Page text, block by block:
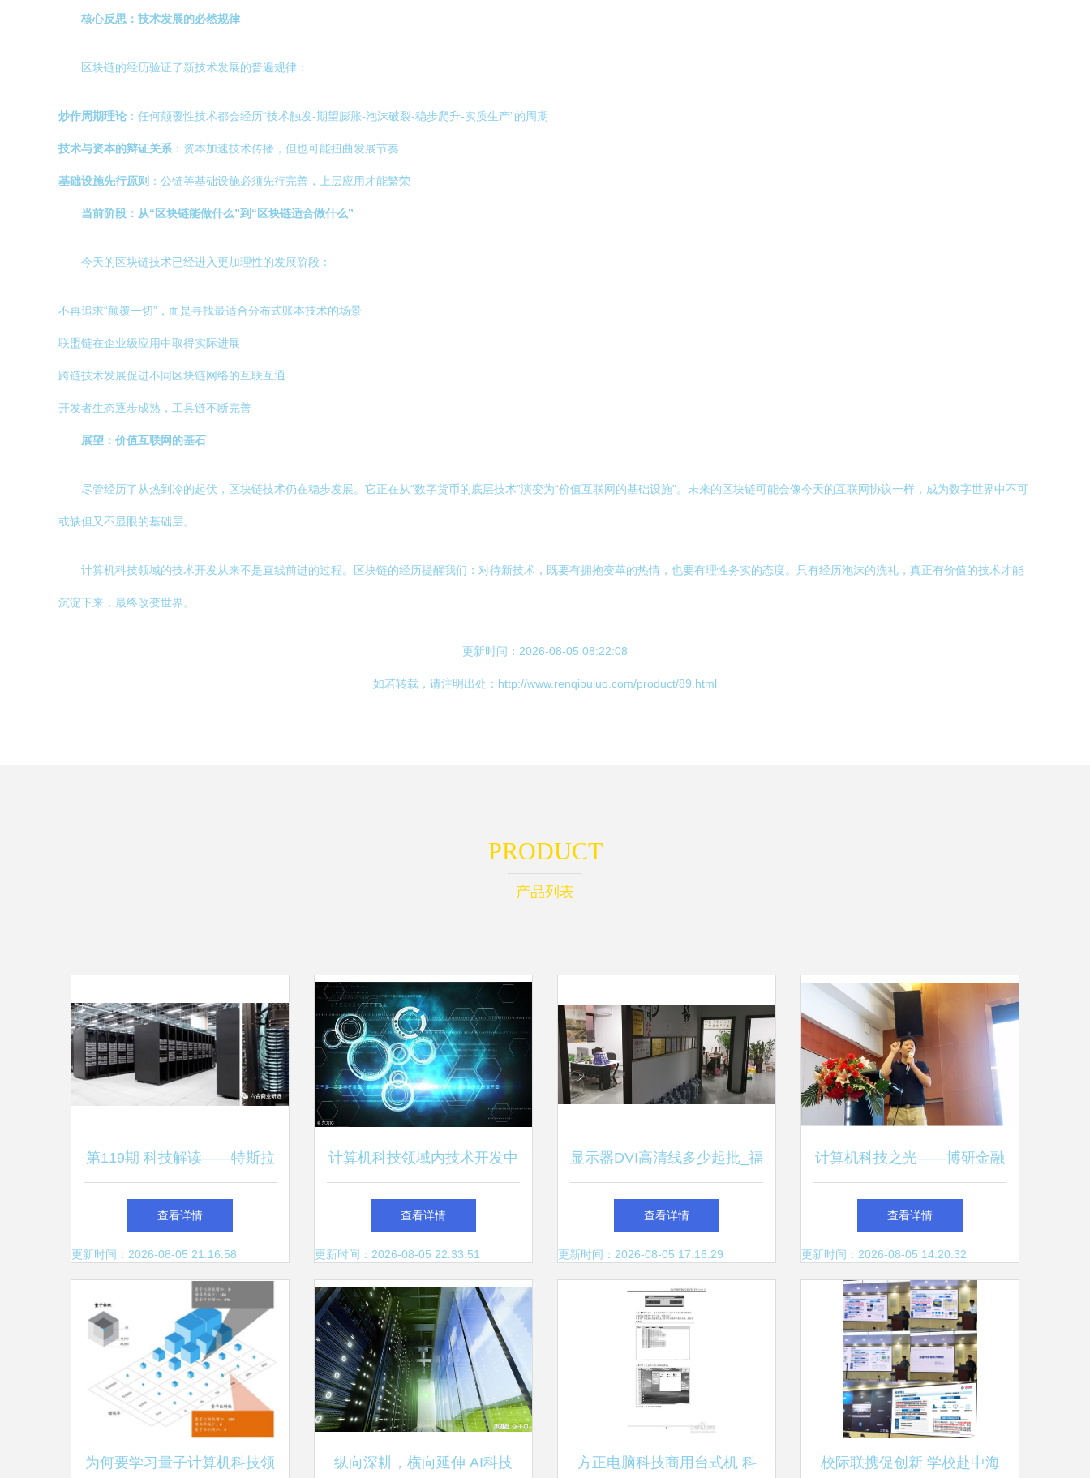
核心反思：技术发展的必然规律
区块链的经历验证了新技术发展的普遍规律：
炒作周期理论 ：任何颠覆性技术都会经历“技术触发-期望膨胀-泡沫破裂-稳步爬升-实质生产”的周期
技术与资本的辩证关系 ：资本加速技术传播，但也可能扭曲发展节奏
基础设施先行原则 ：公链等基础设施必须先行完善，上层应用才能繁荣
当前阶段：从“区块链能做什么”到“区块链适合做什么”
今天的区块链技术已经进入更加理性的发展阶段：
不再追求“颠覆一切”，而是寻找最适合分布式账本技术的场景
联盟链在企业级应用中取得实际进展
跨链技术发展促进不同区块链网络的互联互通
开发者生态逐步成熟，工具链不断完善
展望：价值互联网的基石
尽管经历了从热到冷的起伏，区块链技术仍在稳步发展。它正在从“数字货币的底层技术”演变为“价值互联网的基础设施”。未来的区块链可能会像今天的互联网协议一样，成为数字世界中不可
或缺但又不显眼的基础层。
计算机科技领域的技术开发从来不是直线前进的过程。区块链的经历提醒我们：对待新技术，既要有拥抱变革的热情，也要有理性务实的态度。只有经历泡沫的洗礼，真正有价值的技术才能
沉淀下来，最终改变世界。
更新时间：2026-08-05 08:22:08
如若转载，请注明出处：http://www.renqibuluo.com/product/89.html
PRODUCT
产品列表
第119期 科技解读——特斯拉
AI日全纪录 自研训练芯片、超
级计算机重定义自动驾驶方向
查看详情
更新时间：2026-08-05 21:16:58
计算机科技领域内技术开发中
的专家系统知识库存储策略
查看详情
更新时间：2026-08-05 22:33:51
显示器DVI高清线多少起批_福
源荣达_电脑_笔记本_圆头
_10米
查看详情
更新时间：2026-08-05 17:16:29
计算机科技之光——博研金融
十班深圳科技探索之旅
查看详情
更新时间：2026-08-05 14:20:32
为何要学习量子计算机科技领 纵向深耕，横向延伸 AI科技 方正电脑科技商用台式机 科 校际联携促创新 学校赴中海